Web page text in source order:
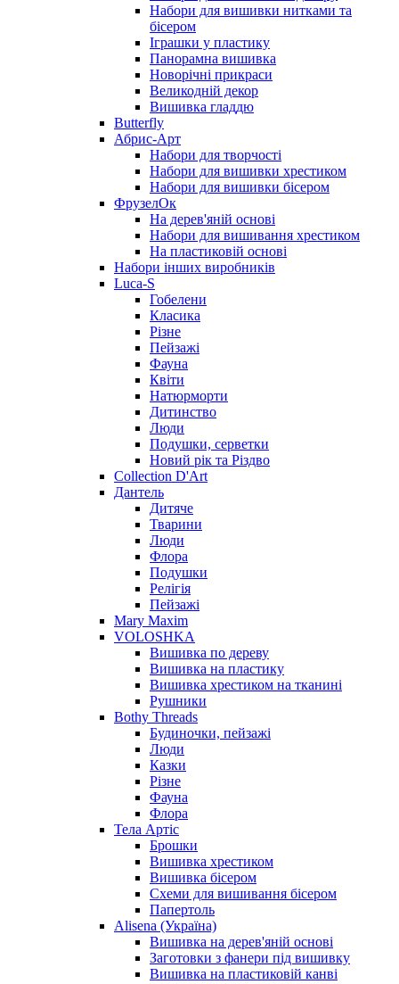
Набори для вишивки нитками та
бісером
Іграшки у пластику
Панорамна вишивка
Новорічні прикраси
Великодній декор
Вишивка гладдю
Butterfly
Абрис-Арт
Набори для творчості
Набори для вишивки хрестиком
Набори для вишивки бісером
ФрузелОк
На дерев'яній основі
Набори для вишивання хрестиком
На пластиковій основі
Набори інших виробників
Luca-S
Гобелени
Класика
Різне
Пейзажі
Фауна
Квіти
Натюрморти
Дитинство
Люди
Подушки, серветки
Новий рік та Різдво
Collection D'Art
Дантель
Дитяче
Тварини
Люди
Флора
Подушки
Релігія
Пейзажі
Mary Maxim
VOLOSHKA
Вишивка по дереву
Вишивка на пластику
Вишивка хрестиком на тканині
Рушники
Bothy Threads
Будиночки, пейзажі
Люди
Казки
Різне
Фауна
Флора
Тела Артіс
Брошки
Вишивка хрестиком
Вишивка бісером
Схеми для вишивання бісером
Папертоль
Alisena (Україна)
Вишивка на дерев'яній основі
Заготовки з фанери під вишивку
Вишивка на пластиковій канві